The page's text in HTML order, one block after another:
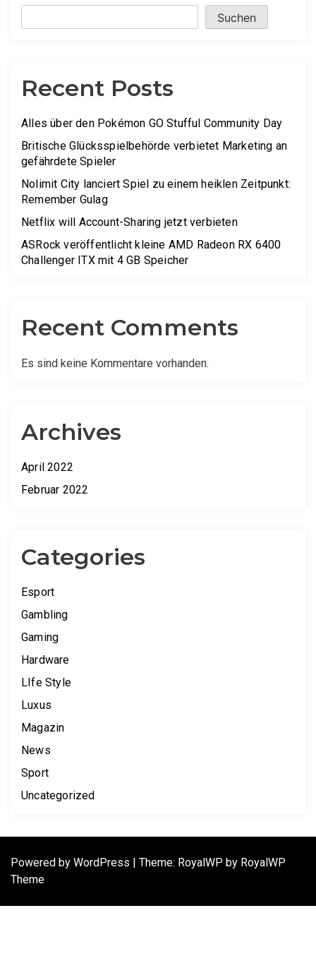
Suchen
Recent Posts
Alles über den Pokémon GO Stufful Community Day
Britische Glücksspielbehörde verbietet Marketing an
gefährdete Spieler
Nolimit City lanciert Spiel zu einem heiklen Zeitpunkt:
Remember Gulag
Netflix will Account-Sharing jetzt verbieten
ASRock veröffentlicht kleine AMD Radeon RX 6400
Challenger ITX mit 4 GB Speicher
Recent Comments
Es sind keine Kommentare vorhanden.
Archives
April 2022
Februar 2022
Categories
Esport
Gambling
Gaming
Hardware
LIfe Style
Luxus
Magazin
News
Sport
Uncategorized
Powered by WordPress | Theme: RoyalWP by RoyalWP
Theme